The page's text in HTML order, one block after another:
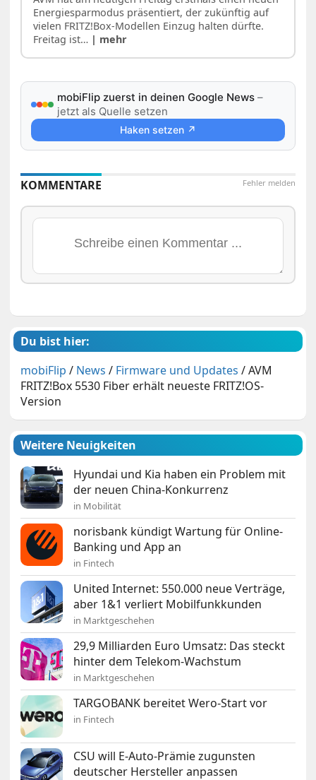
Energiesparmodus präsentiert, der zukünftig auf
vielen FRITZ!Box-Modellen Einzug halten dürfte.
Freitag ist… | mehr
mobiFlip zuerst in deinen Google News –
jetzt als Quelle setzen
Haken setzen ↗
Fehler melden
KOMMENTARE
Du bist hier:
mobiFlip / News / Firmware und Updates /AVM
FRITZ!Box 5530 Fiber erhält neueste FRITZ!OS-
Version
Weitere Neuigkeiten
Hyundai und Kia haben ein Problem mit
der neuen China-Konkurrenz
in Mobilität
norisbank kündigt Wartung für Online-
Banking und App an
in Fintech
United Internet: 550.000 neue Verträge,
aber 1&1 verliert Mobilfunkkunden
in Marktgeschehen
29,9 Milliarden Euro Umsatz: Das steckt
hinter dem Telekom-Wachstum
in Marktgeschehen
TARGOBANK bereitet Wero-Start vor
in Fintech
CSU will E-Auto-Prämie zugunsten
deutscher Hersteller anpassen